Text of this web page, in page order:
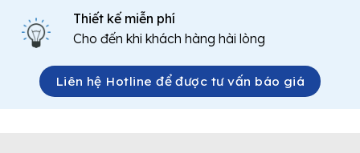
Thiết kế miễn phí
Cho đến khi khách hàng hài lòng
Liên hệ Hotline để được tư vấn báo giá